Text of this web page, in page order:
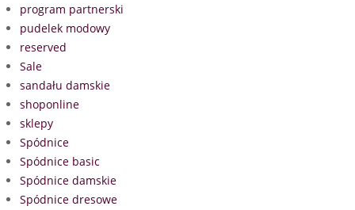
program partnerski
pudelek modowy
reserved
Sale
sandału damskie
shoponline
sklepy
Spódnice
Spódnice basic
Spódnice damskie
Spódnice dresowe